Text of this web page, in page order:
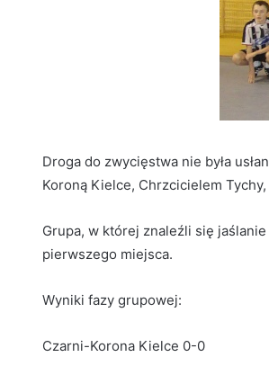
Droga do zwycięstwa nie była
Koroną Kielce, Chrzcicielem Tychy,
Grupa, w której znaleźli się
pierwszego miejsca.
Wyniki fazy grupowej:
Czarni-Korona Kielce 0-0